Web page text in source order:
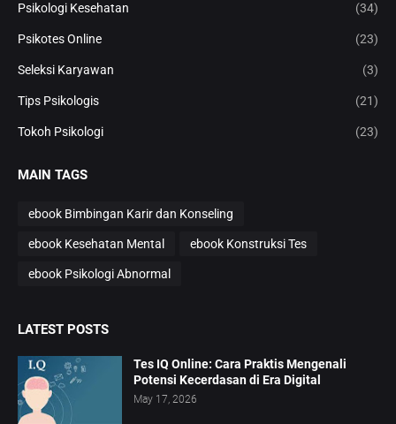
Psikologi Kesehatan (34)
Psikotes Online (23)
Seleksi Karyawan (3)
Tips Psikologis (21)
Tokoh Psikologi (23)
MAIN TAGS
ebook Bimbingan Karir dan Konseling
ebook Kesehatan Mental ebook Konstruksi Tes
ebook Psikologi Abnormal
LATEST POSTS
Tes IQ Online: Cara Praktis Mengenali
Potensi Kecerdasan di Era Digital
May 17, 2026